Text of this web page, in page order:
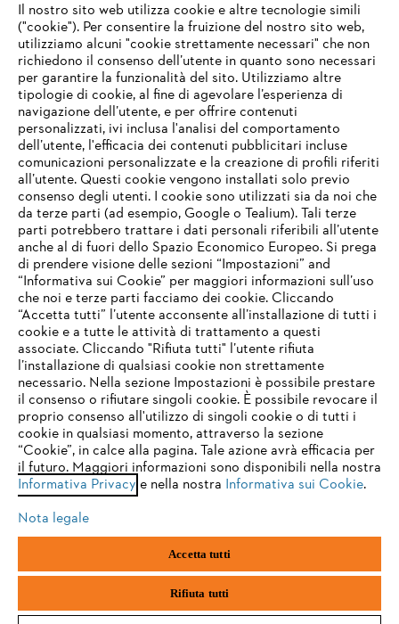
L’azienda
STIHL FAQ
Service
Termini e condizioni generali Privacy policy
Note legali Cookies Informazioni legali
Andreas STIHL S.p.A. - Viale delle Industrie, 15
20040 Cambiago (MI)
Email:info@stihl.it
Numero di partita IVA: 09883420151.
Società a socio unico, soggetta a direzione e coordinamento di Andreas
IHR BROWSER WIRD NICHT
UNTERSTÜTZT
Sie nutzen einen Browser, den wir noch nicht unterstützen. Für
eine optimale Nutzung unserer Seite empfehlen wir Ihnen, zu
einem der folgenden Browser zu wechseln:
firefox chrome
safari edge
Il nostro sito web utilizza cookie e altre tecnologie simili
("cookie"). Per consentire la fruizione del nostro sito web,
utilizziamo alcuni "cookie strettamente necessari" che non
richiedono il consenso dell’utente in quanto sono necessari
per garantire la funzionalità del sito. Utilizziamo altre
tipologie di cookie, al fine di agevolare l’esperienza di
navigazione dell’utente, e per offrire contenuti
personalizzati, ivi inclusa l'analisi del comportamento
dell’utente, l'efficacia dei contenuti pubblicitari incluse
comunicazioni personalizzate e la creazione di profili riferiti
all’utente. Questi cookie vengono installati solo previo
consenso degli utenti. I cookie sono utilizzati sia da noi che
da terze parti (ad esempio, Google o Tealium). Tali terze
parti potrebbero trattare i dati personali riferibili all’utente
anche al di fuori dello Spazio Economico Europeo. Si prega
di prendere visione delle sezioni “Impostazioni” and
“Informativa sui Cookie” per maggiori informazioni sull’uso
che noi e terze parti facciamo dei cookie. Cliccando
“Accetta tutti” l’utente acconsente all’installazione di tutti i
cookie e a tutte le attività di trattamento a questi
associate. Cliccando "Rifiuta tutti" l’utente rifiuta
l’installazione di qualsiasi cookie non strettamente
necessario. Nella sezione Impostazioni è possibile prestare
il consenso o rifiutare singoli cookie. È possibile revocare il
proprio consenso all'utilizzo di singoli cookie o di tutti i
cookie in qualsiasi momento, attraverso la sezione
“Cookie”, in calce alla pagina. Tale azione avrà efficacia per
il futuro. Maggiori informazioni sono disponibili nella nostra
Informativa Privacy e nella nostra Informativa sui Cookie.
Nota legale
Accetta tutti
Rifiuta tutti